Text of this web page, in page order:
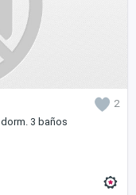
2
3 baños